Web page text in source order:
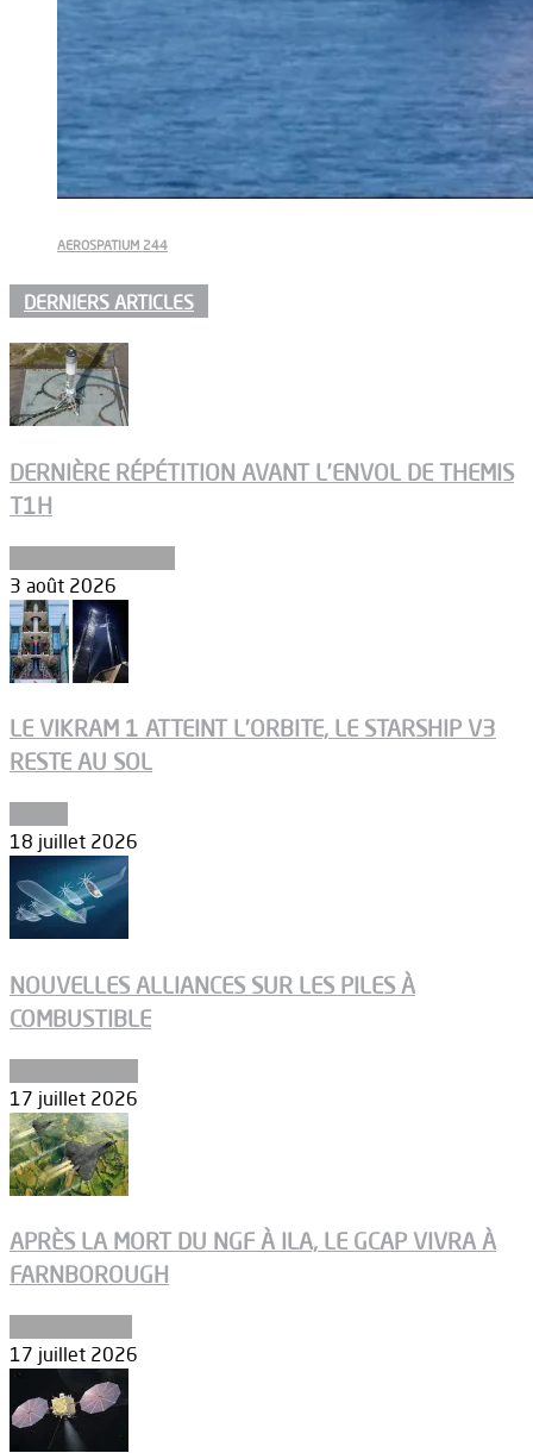
AEROSPATIUM 244
DERNIERS ARTICLES
DERNIÈRE RÉPÉTITION AVANT L’ENVOL DE THEMIS
T1H
3 août 2026
LE VIKRAM 1 ATTEINT L’ORBITE, LE STARSHIP V3
RESTE AU SOL
18 juillet 2026
NOUVELLES ALLIANCES SUR LES PILES À
COMBUSTIBLE
17 juillet 2026
APRÈS LA MORT DU NGF À ILA, LE GCAP VIVRA À
FARNBOROUGH
17 juillet 2026